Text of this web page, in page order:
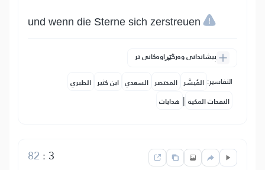
und wenn die Sterne sich zerstreuen
پیشاندانی وەرگێڕاوەکانی تر
التفاسير: المُيسَّر المختصر السعدي ابن كثير الطبري
النفحات المكية | هدايات
3
:
82